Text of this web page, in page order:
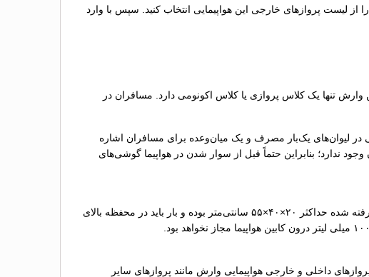
لیست پروازهای خارجی این هواپیمایی انتخاب کنید. سپس با وارد
تنها یک کلاس پروازی یا کلاس اکونومی دارد. مسافران در
در لیوان‌های یک‌بار مصرف و یک میان‌وعده برای مسافران اشاره
ندارد؛ بنابراین حتماً قبل از سوار شدن در هواپیما گوشی‌های
میزان بار دستی مجاز برای مسافران در هواپیمایی وارش برابر با حداکثر ۵ کیلوگرم است. ابعادی که برای این بارها در نظر گرفته شده حداکثر ۲۰×۴۰×۵۵ سانتی‌متر بوده و بار باید در محفظه بالای
گرفته شده. هزینه اضافه‌بار برای پروازهای داخلی و خارجی هواپیمایی وارش مانند پروازهای سایر